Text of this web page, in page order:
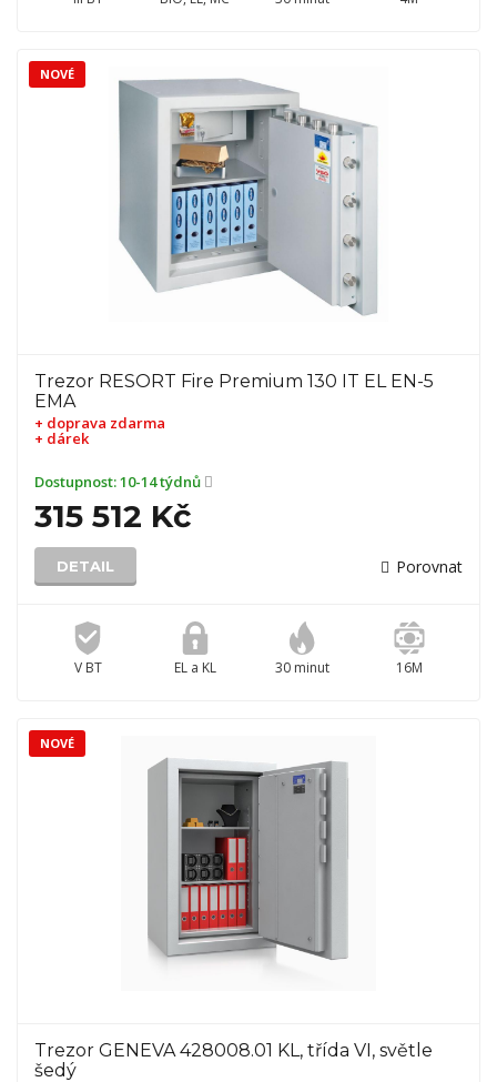
Trezor RESORT Fire Premium 130 IT EL EN-5
EMA
+ doprava zdarma
+ dárek
Dostupnost:10-14 týdnů
315 512 Kč
DETAIL Porovnat
V BT EL a KL 30 minut 16M
NOVÉ
Trezor GENEVA 428008.01 KL, třída VI, světle
šedý
NOVÉ